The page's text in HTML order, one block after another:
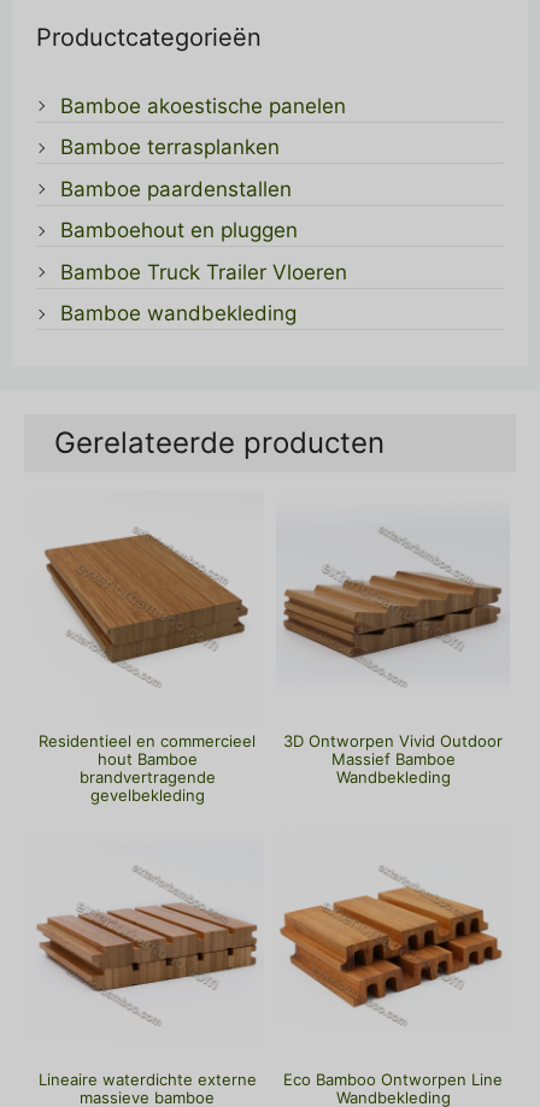
Productcategorieën
Bamboe akoestische panelen
Bamboe terrasplanken
Bamboe paardenstallen
Bamboehout en pluggen
Bamboe Truck Trailer Vloeren
Bamboe wandbekleding
Gerelateerde producten
Residentieel en commercieel
hout Bamboe
brandvertragende
gevelbekleding
3D Ontworpen Vivid Outdoor
Massief Bamboe
Wandbekleding
Lineaire waterdichte externe
massieve bamboe
Eco Bamboo Ontworpen Line
Wandbekleding